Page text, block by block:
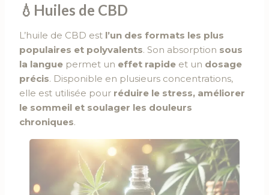
💧Huiles de CBD
L’huile de CBD est l’un des formats les plus
populaires et polyvalents. Son absorption sous
la langue permet un effet rapide et un dosage
précis. Disponible en plusieurs concentrations,
elle est utilisée pour réduire le stress, améliorer
le sommeil et soulager les douleurs
chroniques.